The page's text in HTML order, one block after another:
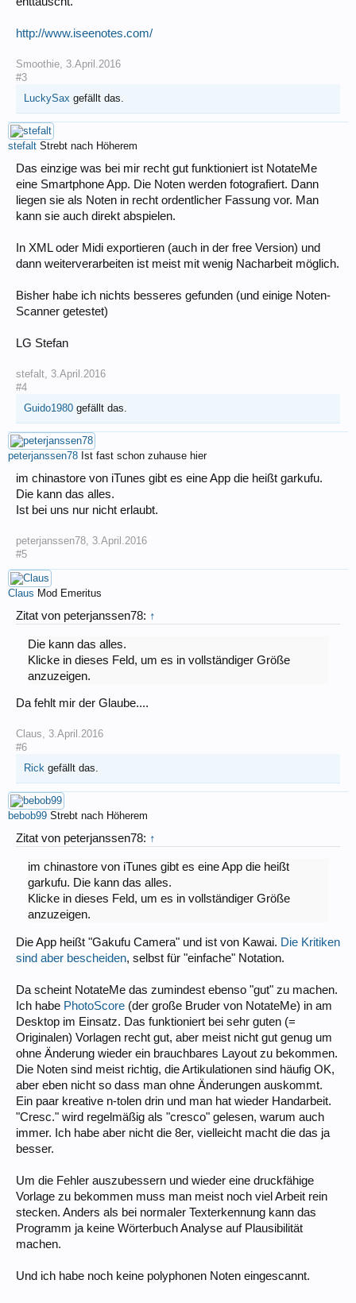
http://www.iseenotes.com/
Smoothie, 3.April.2016
#3
LuckySax gefällt das.
stefalt Strebt nach Höherem
Das einzige was bei mir recht gut funktioniert ist NotateMe
eine Smartphone App. Die Noten werden fotografiert. Dann
liegen sie als Noten in recht ordentlicher Fassung vor. Man
kann sie auch direkt abspielen.
In XML oder Midi exportieren (auch in der free Version) und
dann weiterverarbeiten ist meist mit wenig Nacharbeit möglich.
Bisher habe ich nichts besseres gefunden (und einige Noten-
Scanner getestet)
LG Stefan
stefalt, 3.April.2016
#4
Guido1980 gefällt das.
peterjanssen78 Ist fast schon zuhause hier
im chinastore von iTunes gibt es eine App die heißt garkufu.
Die kann das alles.
Ist bei uns nur nicht erlaubt.
peterjanssen78, 3.April.2016
#5
Claus Mod Emeritus
Zitat von peterjanssen78: ↑
Die kann das alles.
Klicke in dieses Feld, um es in vollständiger Größe
anzuzeigen.
Da fehlt mir der Glaube....
Claus, 3.April.2016
#6
Rick gefällt das.
bebob99 Strebt nach Höherem
Zitat von peterjanssen78: ↑
im chinastore von iTunes gibt es eine App die heißt
garkufu. Die kann das alles.
Klicke in dieses Feld, um es in vollständiger Größe
anzuzeigen.
Die App heißt "Gakufu Camera" und ist von Kawai. Die Kritiken
sind aber bescheiden, selbst für "einfache" Notation.
Da scheint NotateMe das zumindest ebenso "gut" zu machen.
Ich habe PhotoScore (der große Bruder von NotateMe) in am
Desktop im Einsatz. Das funktioniert bei sehr guten (=
Originalen) Vorlagen recht gut, aber meist nicht gut genug um
ohne Änderung wieder ein brauchbares Layout zu bekommen.
Die Noten sind meist richtig, die Artikulationen sind häufig OK,
aber eben nicht so dass man ohne Änderungen auskommt.
Ein paar kreative n-tolen drin und man hat wieder Handarbeit.
"Cresc." wird regelmäßig als "cresco" gelesen, warum auch
immer. Ich habe aber nicht die 8er, vielleicht macht die das ja
besser.
Um die Fehler auszubessern und wieder eine druckfähige
Vorlage zu bekommen muss man meist noch viel Arbeit rein
stecken. Anders als bei normaler Texterkennung kann das
Programm ja keine Wörterbuch Analyse auf Plausibilität
machen.
Und ich habe noch keine polyphonen Noten eingescannt.